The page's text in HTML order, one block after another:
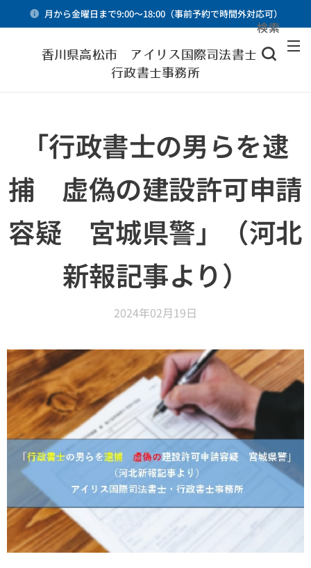
月から金曜日まで9:00～18:00（事前予約で時間外対応可）
香川県高松市 アイリス国際司法書士・
行政書士事務所
検索
「行政書士の男らを逮
捕 虚偽の建設許可申請
容疑 宮城県警」（河北
新報記事より）
2024年02月19日